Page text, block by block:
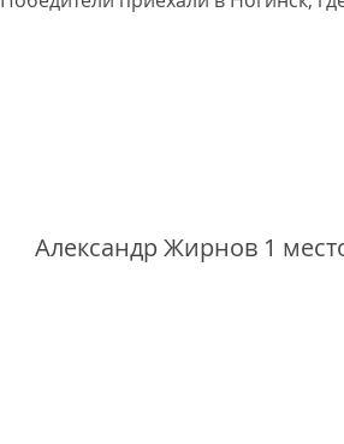
Александр Жирнов 1